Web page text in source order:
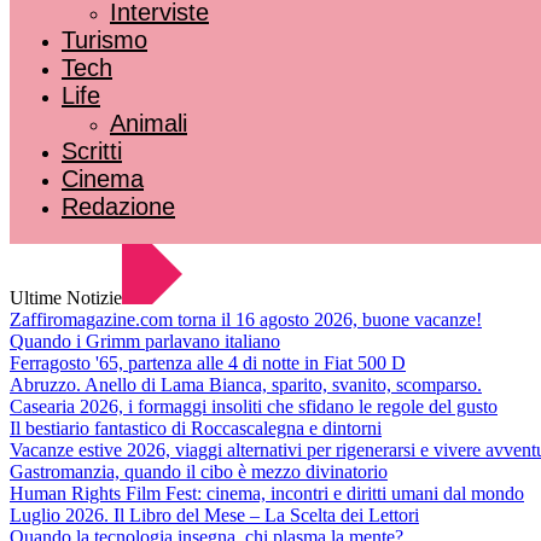
Interviste
Turismo
Tech
Life
Animali
Scritti
Cinema
Redazione
Ultime Notizie
Zaffiromagazine.com torna il 16 agosto 2026, buone vacanze!
Quando i Grimm parlavano italiano
Ferragosto '65, partenza alle 4 di notte in Fiat 500 D
Abruzzo. Anello di Lama Bianca, sparito, svanito, scomparso.
Casearia 2026, i formaggi insoliti che sfidano le regole del gusto
Il bestiario fantastico di Roccascalegna e dintorni
Vacanze estive 2026, viaggi alternativi per rigenerarsi e vivere
Gastromanzia, quando il cibo è mezzo divinatorio
Human Rights Film Fest: cinema, incontri e diritti umani dal mondo
Luglio 2026. Il Libro del Mese – La Scelta dei Lettori
Quando la tecnologia insegna, chi plasma la mente?